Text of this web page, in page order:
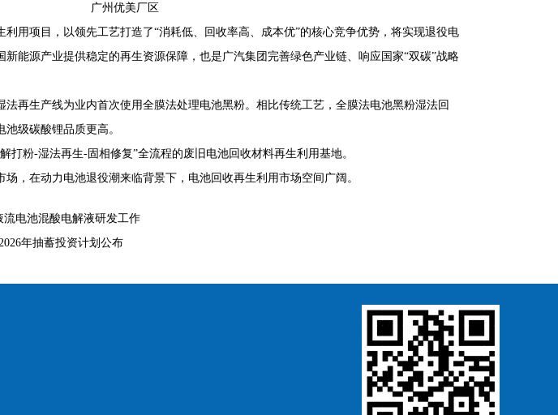
广州优美厂区
用项目，以领先工艺打造了“消耗低、回收率高、成本优”的核心竞争优势，将实现退役电
能源产业提供稳定的再生资源保障，也是广汽集团完善绿色产业链、响应国家“双碳”战略
再生产线为业内首次使用全膜法处理电池黑粉。相比传统工艺，全膜法电池黑粉湿法回
级碳酸锂品质更高。
打粉-湿法再生-固相修复”全流程的废旧电池回收材料再生利用基地。
，在动力电池退役潮来临背景下，电池回收再生利用市场空间广阔。
流电池混酸电解液研发工作
年抽蓄投资计划公布